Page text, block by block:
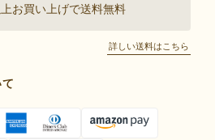
お買い上げで送料無料
詳しい送料はこちら